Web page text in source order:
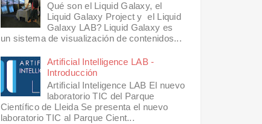
Qué son el Liquid Galaxy, el
Liquid Galaxy Project y el Liquid
Galaxy LAB? Liquid Galaxy es
un sistema de visualización de contenidos...
Artificial Intelligence LAB -
Introducción
Artificial Inteligence LAB El nuevo
laboratorio TIC del Parque
Científico de Lleida Se presenta el nuevo
laboratorio TIC al Parque Cient...